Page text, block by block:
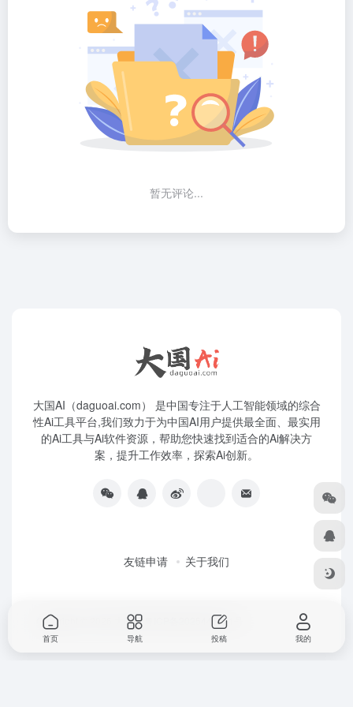
暂无评论...
大国AI（daguoai.com） 是中国专注于人工智能领域的综合
性Ai工具平台,我们致力于为中国AI用户提供最全面、最实用
的Ai工具与Ai软件资源，帮助您快速找到适合的Ai解决方
案，提升工作效率，探索Ai创新。
友链申请 关于我们
Copyright © 2026 大国Ai 粤ICP备2025445271号
首页 导航 投稿 我的